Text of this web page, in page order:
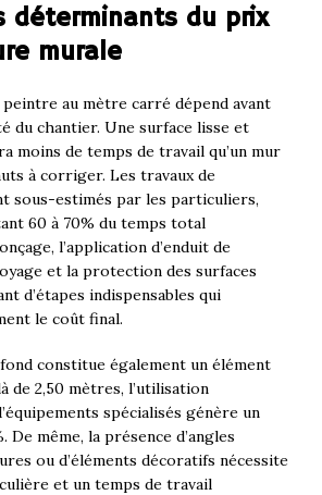
déterminants du prix
murale
au mètre carré dépend avant
du chantier. Une surface lisse et
moins de temps de travail qu’un mur
à corriger. Les travaux de
sous-estimés par les particuliers,
60 à 70% du temps total
l’application d’enduit de
et la protection des surfaces
d’étapes indispensables qui
le coût final.
constitue également un élément
de 2,50 mètres, l’utilisation
spécialisés génère un
De même, la présence d’angles
ou d’éléments décoratifs nécessite
et un temps de travail